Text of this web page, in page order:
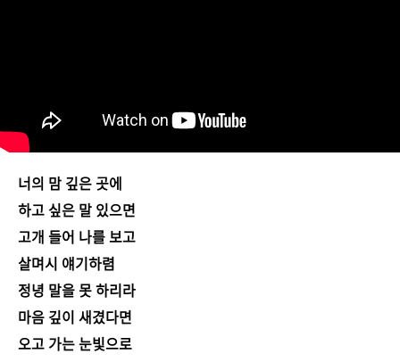
너의 맘 깊은 곳에
하고 싶은 말 있으면
고개 들어 나를 보고
살며시 얘기하렴
정녕 말을 못 하리라
마음 깊이 새겼다면
오고 가는 눈빛으로